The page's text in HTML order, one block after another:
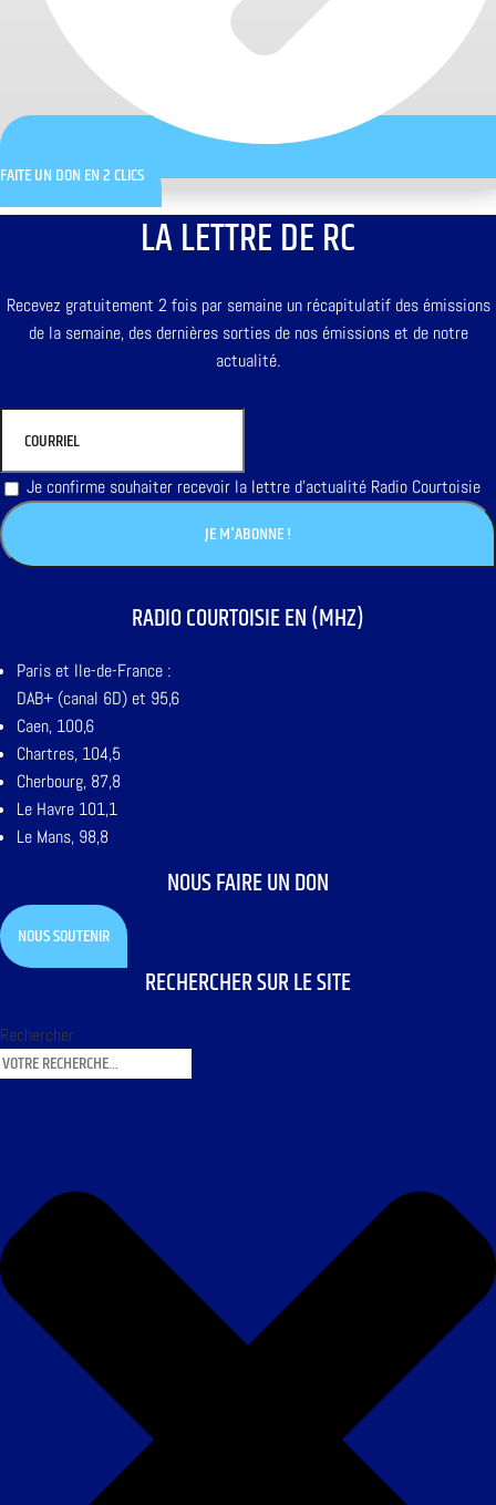
FAITE UN DON EN 2 CLICS
LA LETTRE DE RC
Recevez gratuitement 2 fois par semaine un récapitulatif des émissions
de la semaine, des dernières sorties de nos émissions et de notre
actualité.
Je confirme souhaiter recevoir la lettre d'actualité Radio Courtoisie
RADIO COURTOISIE EN (MHZ)
Paris et Ile-de-France :
DAB+ (canal 6D) et 95,6
Caen, 100,6
Chartres, 104,5
Cherbourg, 87,8
Le Havre 101,1
Le Mans, 98,8
NOUS FAIRE UN DON
NOUS SOUTENIR
RECHERCHER SUR LE SITE
Rechercher